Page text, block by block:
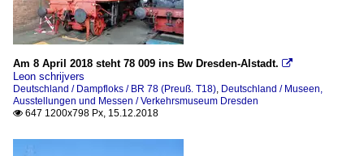
Am 8 April 2018 steht 78 009 ins Bw Dresden-Alstadt. 
Leon schrijvers
Deutschland / Dampfloks / BR 78 (Preuß. T18), Deutschland / Museen,
Ausstellungen und Messen / Verkehrsmuseum Dresden
 647 1200x798 Px, 15.12.2018